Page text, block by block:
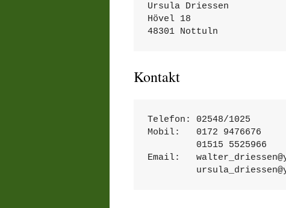
Ursula Driessen
Hövel 18
48301 Nottuln
Kontakt
Telefon: 02548/1025
Mobil:   0172 9476676
         01515 5525966
Email: